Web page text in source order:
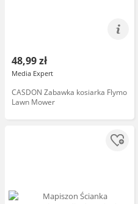
48,99 zł
Media Expert
CASDON Zabawka kosiarka Flymo
Lawn Mower